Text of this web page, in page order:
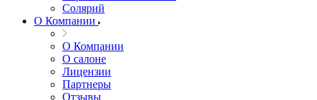
Солярий
О Компании
О Компании
О салоне
Лицензии
Партнеры
Отзывы